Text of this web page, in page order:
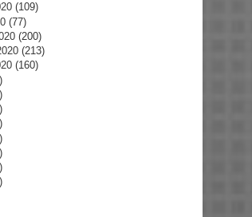
(109)
(77)
(200)
(213)
(160)